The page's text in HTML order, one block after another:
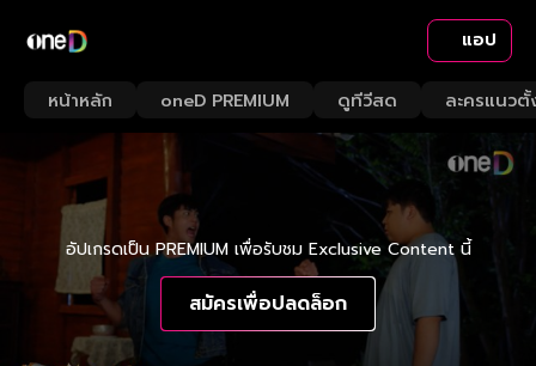
แอป
หน้าหลัก oneD PREMIUM ดูทีวีสด ละครแนวตั้
อัปเกรดเป็น PREMIUM เพื่อรับชม Exclusive Content นี้
สมัครเพื่อปลดล็อก